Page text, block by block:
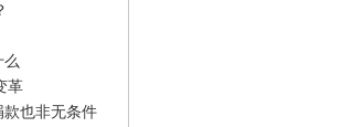
革
也非无条件